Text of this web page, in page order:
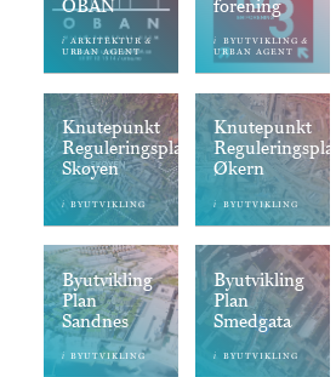
OBAN
i ARKITEKTUR &
URBAN AGENT
forening
i BYUTVIKLING &
URBAN AGENT
Knutepunkt
Reguleringsplan
Skøyen
i BYUTVIKLING
Knutepunkt
Reguleringsplan
Økern
i BYUTVIKLING
Byutvikling
Plan
Sandnes
i BYUTVIKLING
Byutvikling
Plan
Smedgata
i BYUTVIKLING